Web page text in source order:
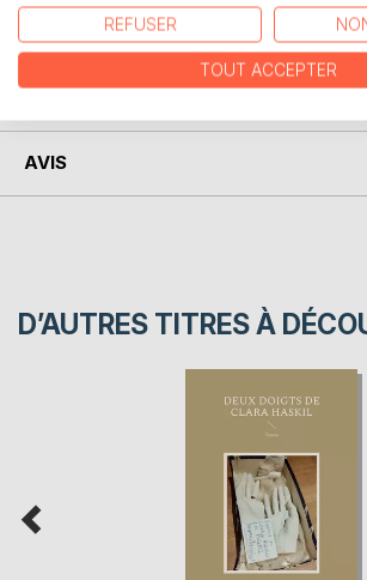
AUTEUR(S)
AVIS
D’AUTRES TITRES À
REFUSER
TOUT ACCEPTER